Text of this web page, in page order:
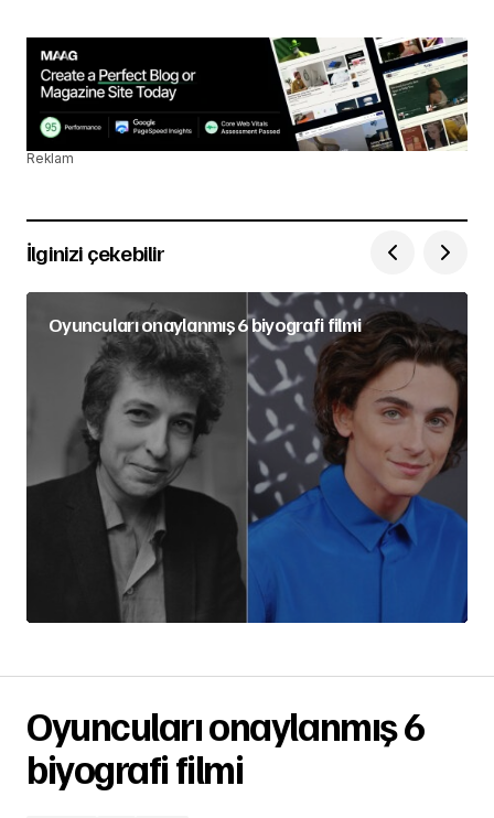
Reklam
İlginizi çekebilir
Oyuncuları onaylanmış 6 biyografi filmi
Oyuncuları onaylanmış 6
biyografi filmi